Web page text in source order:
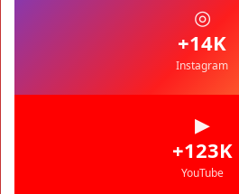
1,5 million de dirhams pour
◎
+14K
Instagram
▶
+123K
YouTube